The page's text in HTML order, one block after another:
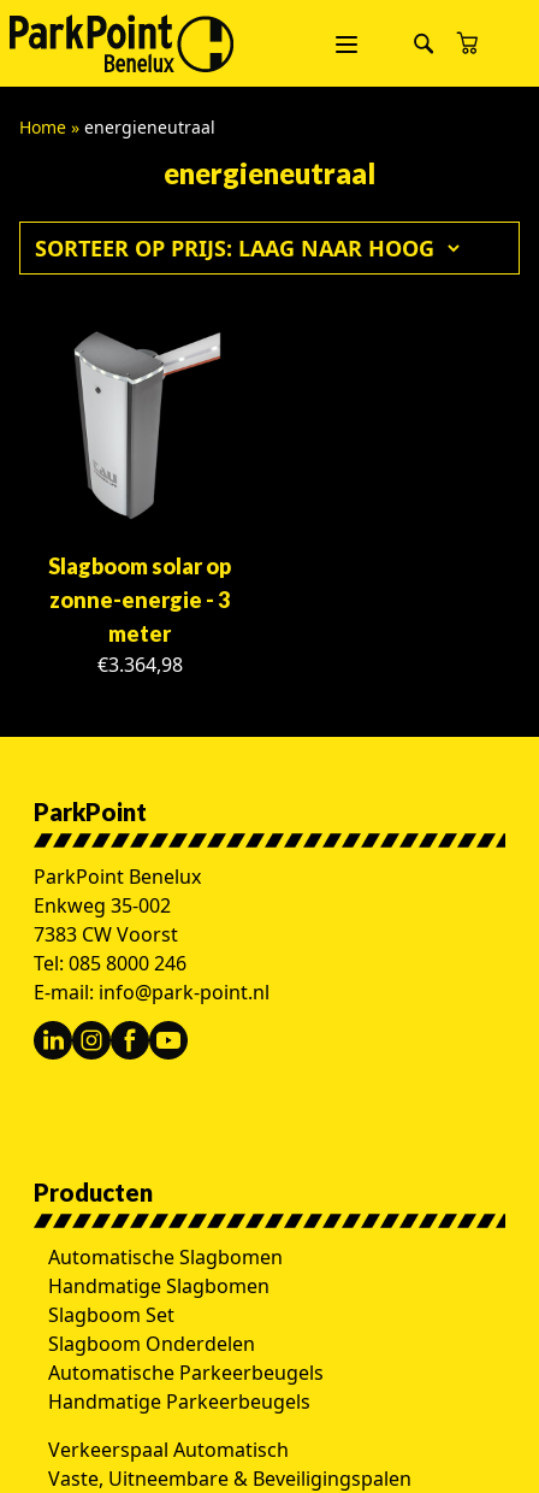
Home » energieneutraal
energieneutraal
Slagboom solar op
zonne-energie - 3
meter
€3.364,98
ParkPoint
ParkPoint Benelux
Enkweg 35-002
7383 CW Voorst
Tel: 085 8000 246
E-mail: info@park-point.nl
Producten
Automatische Slagbomen
Handmatige Slagbomen
Slagboom Set
Slagboom Onderdelen
Automatische Parkeerbeugels
Handmatige Parkeerbeugels
Verkeerspaal Automatisch
Vaste, Uitneembare & Beveiligingspalen